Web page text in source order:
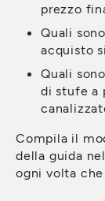
prezzo
Quali
acquisto
Quali
di stufe a
Compila il
della guida
ogni volta che